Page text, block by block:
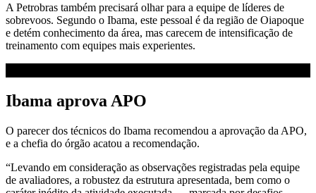
A Petrobras também precisará olhar para a equipe de líderes de
sobrevoos. Segundo o Ibama, este pessoal é da região de Oiapoque
e detém conhecimento da área, mas carecem de intensificação de
treinamento com equipes mais experientes.
Ibama aprova APO
O parecer dos técnicos do Ibama recomendou a aprovação da APO,
e a chefia do órgão acatou a recomendação.
“Levando em consideração as observações registradas pela equipe
de avaliadores, a robustez da estrutura apresentada, bem como o